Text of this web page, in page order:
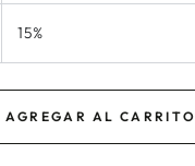
15%
AGREGAR AL CARRITO